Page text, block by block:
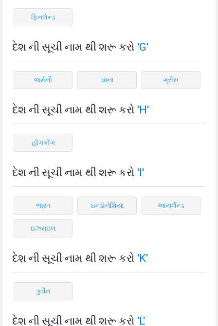
ફિનલેન્ડ
દેશ ની સૂચી નામ થી શરૂ કરો 'G'
જર્મની ઘાના ગ્રીસ
દેશ ની સૂચી નામ થી શરૂ કરો 'H'
હોંગકોંગ
દેશ ની સૂચી નામ થી શરૂ કરો 'I'
ભારત ઇન્ડોનેશિયા આયર્લેન્ડ
ઇઝરાઇલ
દેશ ની સૂચી નામ થી શરૂ કરો 'K'
કુવૈત
દેશ ની સૂચી નામ થી શરૂ કરો 'L'